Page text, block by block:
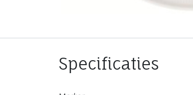
Specificaties